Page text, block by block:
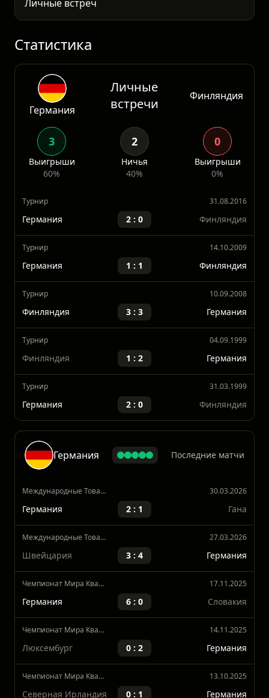
Личные встречи
История противостояний однозначна:
очных встреч немцы выигра
Статистика
Германия
Личные
встречи
Финляндия
Выигрыши
60%
40%
Выигрыши
0%
Турнир 31.08.2016
Германия 2 : 0 Финляндия
Турнир 14.10.2009
Германия 1 : 1 Финляндия
Турнир 10.09.2008
Финляндия 3 : 3 Германия
Турнир 04.09.1999
Финляндия 1 : 2 Германия
Турнир 31.03.1999
Германия 2 : 0
Германия
30.03.2026
Германия 2 : 1 Гана
27.03.2026
Швейцария 3 : 4 Германия
17.11.2025
Германия 6 : 0 Словакия
14.11.2025
Люксембург 0 : 2 Германия